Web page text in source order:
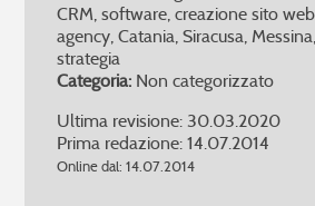
CRM, software, creazione sito
agency, Catania, Siracusa,
strategia
Categoria: Non categorizzato
Ultima revisione: 30.03.2020
Prima redazione: 14.07.2014
Online dal: 14.07.2014